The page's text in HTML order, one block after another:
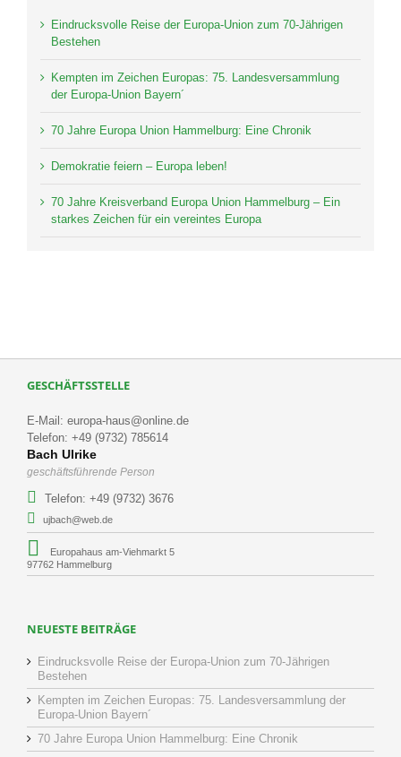
Eindrucksvolle Reise der Europa-Union zum 70-Jährigen
Bestehen
Kempten im Zeichen Europas: 75. Landesversammlung
der Europa-Union Bayern´
70 Jahre Europa Union Hammelburg: Eine Chronik
Demokratie feiern – Europa leben!
70 Jahre Kreisverband Europa Union Hammelburg – Ein
starkes Zeichen für ein vereintes Europa
GESCHÄFTSSTELLE
E-Mail: europa-haus@online.de
Telefon: +49 (9732) 785614
Bach Ulrike
geschäftsführende Person
Telefon: +49 (9732) 3676
ujbach@web.de
Europahaus am-Viehmarkt 5
97762 Hammelburg
NEUESTE BEITRÄGE
Eindrucksvolle Reise der Europa-Union zum 70-Jährigen
Bestehen
Kempten im Zeichen Europas: 75. Landesversammlung der
Europa-Union Bayern´
70 Jahre Europa Union Hammelburg: Eine Chronik